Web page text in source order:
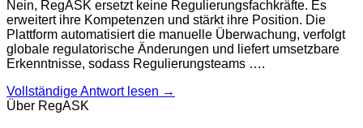
Nein, RegASK ersetzt keine Regulierungsfachkräfte. Es
erweitert ihre Kompetenzen und stärkt ihre Position. Die
Plattform automatisiert die manuelle Überwachung, verfolgt
globale regulatorische Änderungen und liefert umsetzbare
Erkenntnisse, sodass Regulierungsteams ….
Vollständige Antwort lesen →
Über RegASK